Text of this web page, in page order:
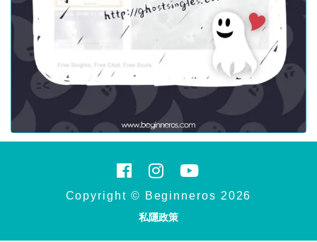
Copyright © Beginneros 2026
私隱政策